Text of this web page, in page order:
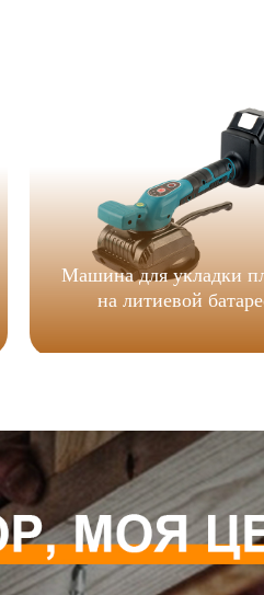
Машина для укладки
на литиевой